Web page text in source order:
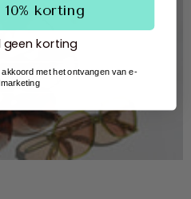
korting
geen korting
met het ontvangen van e-